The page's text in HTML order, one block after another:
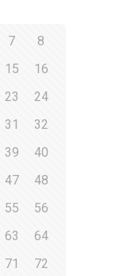
7
8
15
16
23
24
31
32
39
40
47
48
55
56
63
64
71
72